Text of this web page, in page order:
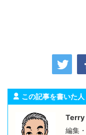
この記事を書いた人
Terry
編集